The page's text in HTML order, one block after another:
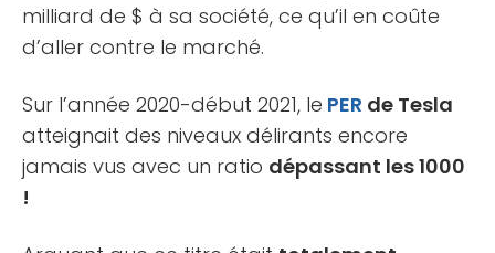
milliard de $ à sa société, ce qu’il en coûte
d’aller contre le marché.
Sur l’année 2020-début 2021, le PER de Tesla
atteignait des niveaux délirants encore
jamais vus avec un ratio dépassant les 1000
!